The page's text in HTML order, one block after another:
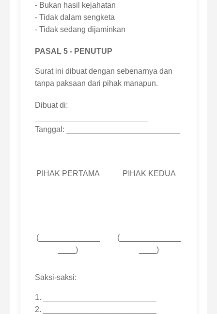
- Bukan hasil kejahatan
- Tidak dalam sengketa
- Tidak sedang dijaminkan
PASAL 5 - PENUTUP
Surat ini dibuat dengan sebenarnya dan
tanpa paksaan dari pihak manapun.
Dibuat di:
Tanggal: __________________________
PIHAK PERTAMA
(______________
____)
PIHAK KEDUA
(______________
____)
Saksi-saksi:
1. __________________________
2. __________________________